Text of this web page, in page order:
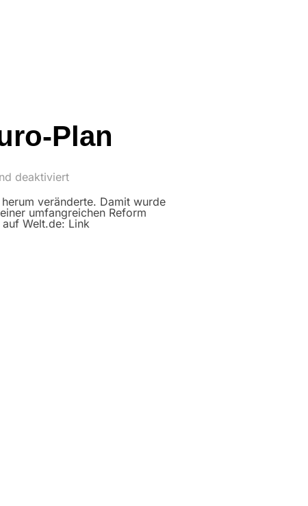
Plan
deaktiviert
veränderte. Damit wurde
umfangreichen Reform
Welt.de: Link